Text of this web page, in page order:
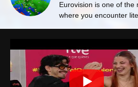
Eurovision is one of the
where you encounter